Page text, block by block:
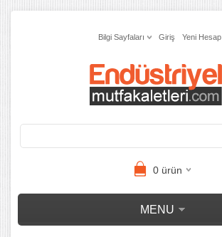
Bilgi Sayfaları Giriş Yeni Hesap
0ürün
MENU